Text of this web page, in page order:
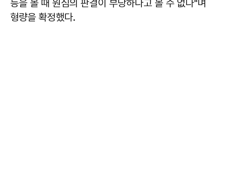
등을 볼 때 원심의 판결이 부당하다고 볼 수 없다"며
형량을 확정했다.